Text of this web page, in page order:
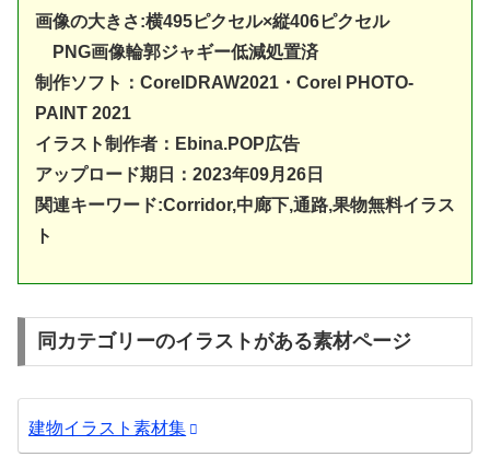
画像の大きさ:横495ピクセル×縦406ピクセル
PNG画像輪郭ジャギー低減処置済
制作ソフト： CorelDRAW2021・Corel PHOTO-
PAINT 2021
イラスト制作者：Ebina.POP広告
アップロード期日：2023年09月26日
関連キーワード:Corridor,中廊下,通路,果物無料イラス
ト
同カテゴリーのイラストがある素材ページ
建物イラスト素材集